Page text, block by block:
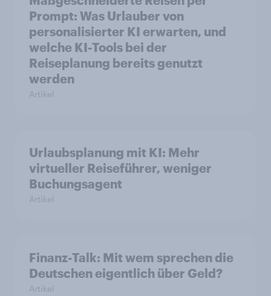
Prompt: Was Urlauber von
personalisierter KI erwarten, und
welche KI-Tools bei der
Reiseplanung bereits genutzt
werden
Artikel
Urlaubsplanung mit KI: Mehr
virtueller Reiseführer, weniger
Buchungsagent
Artikel
Finanz-Talk: Mit wem sprechen die
Deutschen eigentlich über Geld?
Artikel